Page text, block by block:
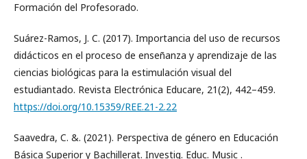
Formación del Profesorado.
Suárez-Ramos, J. C. (2017). Importancia del uso de recursos
didácticos en el proceso de enseñanza y aprendizaje de las
ciencias biológicas para la estimulación visual del
estudiantado. Revista Electrónica Educare, 21(2), 442–459.
https://doi.org/10.15359/REE.21-2.22
Saavedra, C. &. (2021). Perspectiva de género en Educación
Básica Superior y Bachillerat. Investig. Educ. Music .